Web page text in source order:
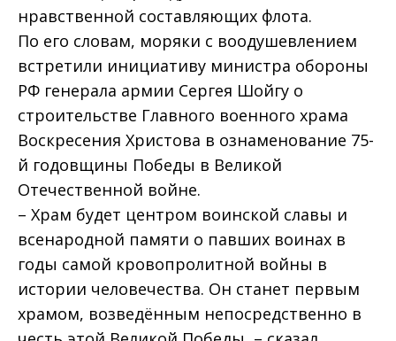
нравственной составляющих флота.
По его словам, моряки с воодушевлением
встретили инициативу министра обороны
РФ генерала армии Сергея Шойгу о
строительстве Главного военного храма
Воскресения Христова в ознаменование 75-
й годовщины Победы в Великой
Отечественной войне.
– Храм будет центром воинской славы и
всенародной памяти о павших воинах в
годы самой кровопролитной войны в
истории человечества. Он станет первым
храмом, возведённым непосредственно в